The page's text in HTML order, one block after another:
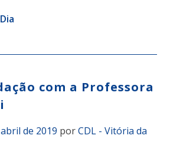
com a Professora
de 2019 porCDL - Vitória da